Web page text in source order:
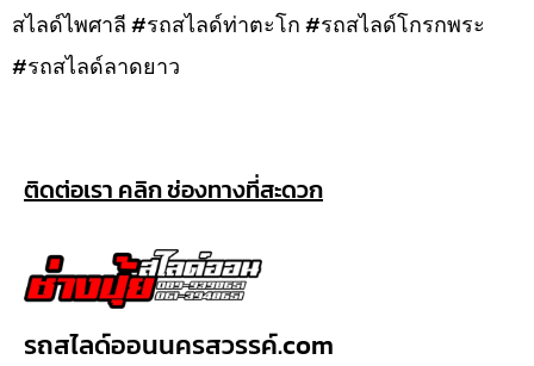
สไลด์ไพศาลี #รถสไลด์ท่าตะโก #รถสไลด์โกรกพระ
#รถสไลด์ลาดยาว
ติดต่อเรา คลิก ช่องทางที่สะดวก
รถสไลด์ออนนครสวรรค์.com